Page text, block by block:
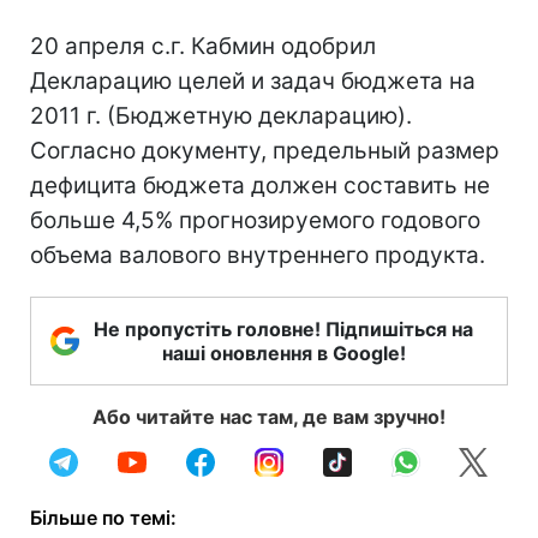
20 апреля с.г. Кабмин одобрил
Декларацию целей и задач бюджета на
2011 г. (Бюджетную декларацию).
Согласно документу, предельный размер
дефицита бюджета должен составить не
больше 4,5% прогнозируемого годового
объема валового внутреннего продукта.
Не пропустіть головне! Підпишіться на
наші оновлення в Google!
Або читайте нас там, де вам зручно!
Більше по темі: